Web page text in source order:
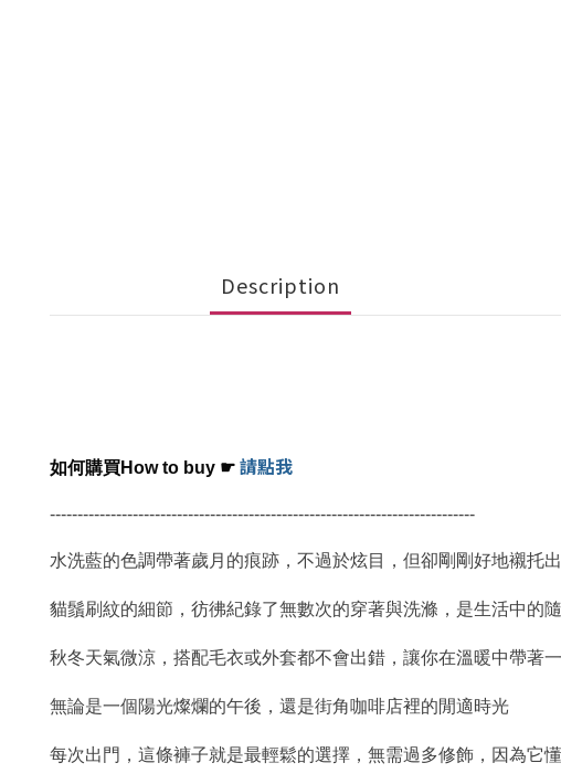
Description
如何購買How to buy ☛ 請點我
-----------------------------------------------------------------------------
水洗藍的色調帶著歲月的痕跡，不過於炫目，但卻剛剛好地襯托
貓鬚刷紋的細節，彷彿紀錄了無數次的穿著與洗滌，是生活中的
秋冬天氣微涼，搭配毛衣或外套都不會出錯，讓你在溫暖中帶著一
無論是一個陽光燦爛的午後，還是街角咖啡店裡的閒適時光
每次出門，這條褲子就是最輕鬆的選擇，無需過多修飾，因為它懂